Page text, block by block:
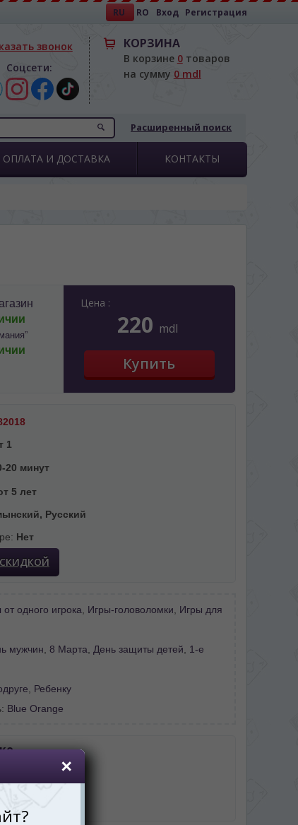
RU RO Вход Регистрация
звонок
Соцсети:
КОРЗИНА
В корзине 0товаров
на сумму 0 mdl
Расширенный поиск
ОПЛАТА И ДОСТАВКА КОНТАКТЫ
Цена :
220 mdl
1
20 минут
5 лет
Русский
Нет
от одного игрока Игры-головоломки
Игры для
мужчин 8 Марта День защиты детей
1-е
Ребенку
Blue Orange
с заданиями